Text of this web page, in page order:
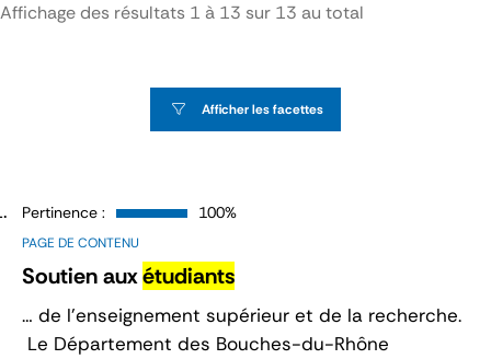
Affichage des résultats 1 à 13 sur 13 au total
Afficher les facettes
PAGE DE CONTENU
Soutien auxétudiants
Pertinence : 100%
… de l’enseignement supérieur et de la recherche.
Le Département des Bouches-du-Rhône